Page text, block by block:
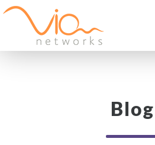
Blog